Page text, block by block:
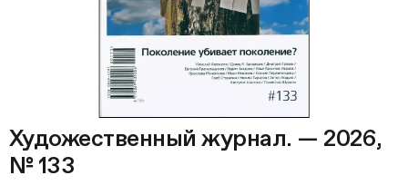
Художественный журнал. — 2026,
№ 133